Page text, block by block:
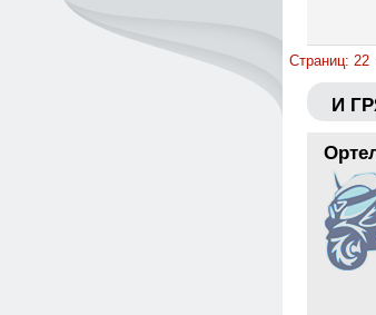
Страниц: 22
И